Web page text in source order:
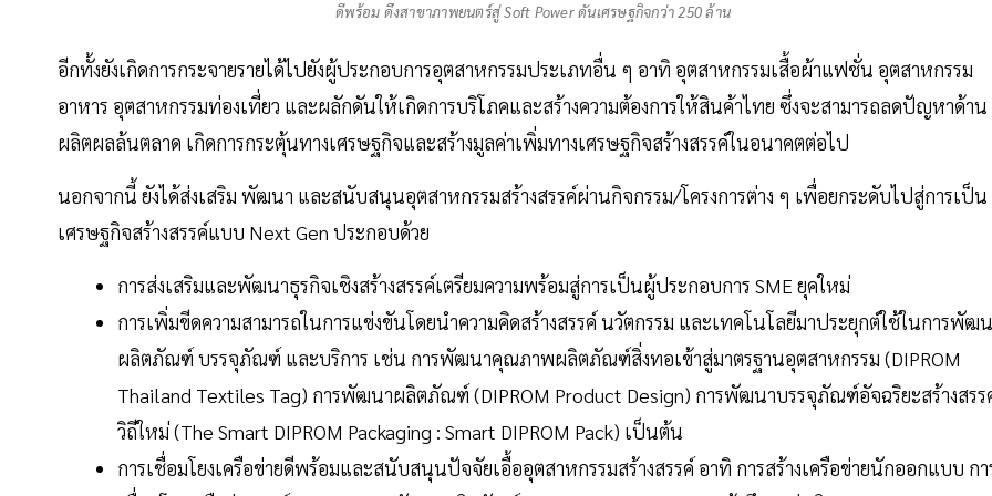
ดีพร้อม ดึงสาขาภาพยนตร์สู่ Soft Power ดันเศรษฐกิจกว่า 250 ล้าน
อีกทั้งยังเกิดการกระจายรายได้ไปยังผู้ประกอบการอุตสาหกรรมประเภทอื่น ๆ อาทิ อุตสาหกรรมเสื้อผ้าแฟชั่น อุตสาหกรรม
อาหาร อุตสาหกรรมท่องเที่ยว และผลักดันให้เกิดการบริโภคและสร้างความต้องการให้สินค้าไทย ซึ่งจะสามารถลดปัญหาด้าน
ผลิตผลล้นตลาด เกิดการกระตุ้นทางเศรษฐกิจและสร้างมูลค่าเพิ่มทางเศรษฐกิจสร้างสรรค์ในอนาคตต่อไป
นอกจากนี้ ยังได้ส่งเสริม พัฒนา และสนับสนุนอุตสาหกรรมสร้างสรรค์ผ่านกิจกรรม/โครงการต่าง ๆ เพื่อยกระดับไปสู่การเป็น
เศรษฐกิจสร้างสรรค์แบบ Next Gen ประกอบด้วย
การส่งเสริมและพัฒนาธุรกิจเชิงสร้างสรรค์เตรียมความพร้อมสู่การเป็นผู้ประกอบการ SME ยุคใหม่
การเพิ่มขีดความสามารถในการแข่งขันโดยนำความคิดสร้างสรรค์ นวัตกรรม และเทคโนโลยีมาประยุกต์ใช้ในการพัฒ
ผลิตภัณฑ์ บรรจุภัณฑ์ และบริการ เช่น การพัฒนาคุณภาพผลิตภัณฑ์สิ่งทอเข้าสู่มาตรฐานอุตสาหกรรม (DIPROM
Thailand Textiles Tag) การพัฒนาผลิตภัณฑ์ (DIPROM Product Design) การพัฒนาบรรจุภัณฑ์อัจฉริยะสร้างสรร
วิถีใหม่ (The Smart DIPROM Packaging : Smart DIPROM Pack) เป็นต้น
การเชื่อมโยงเครือข่ายดีพร้อมและสนับสนุนปัจจัยเอื้ออุตสาหกรรมสร้างสรรค์ อาทิ การสร้างเครือข่ายนักออกแบบ กา